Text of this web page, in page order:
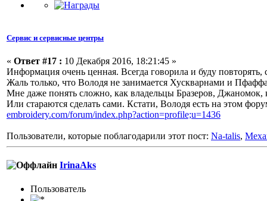
Сервис и сервисные центры
« Ответ #17 : 10 Декабря 2016, 18:21:45 »
Информация очень ценная. Всегда говорила и буду
Жаль только, что Володя не занимается Хускварнами и
Мне даже понять сложно, как владельцы Бразеров, Джаномок,
Или стараются сделать сами. Кстати, Володя есть на этом
embroidery.com/forum/index.php?action=profile;u=1436
Пользователи, которые поблагодарили этот пост: Na-talis,
IrinaAks
Пользовaтeль